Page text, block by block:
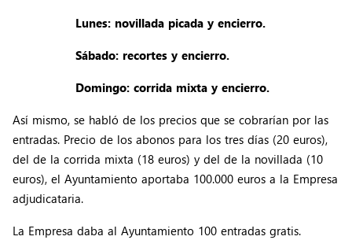
Lunes: novillada picada y encierro.
Sábado: recortes y encierro.
Domingo: corrida mixta y encierro.
Así mismo, se habló de los precios que se cobrarían por las
entradas. Precio de los abonos para los tres días (20 euros),
del de la corrida mixta (18 euros) y del de la novillada (10
euros), el Ayuntamiento aportaba 100.000 euros a la Empresa
adjudicataria.
La Empresa daba al Ayuntamiento 100 entradas gratis.